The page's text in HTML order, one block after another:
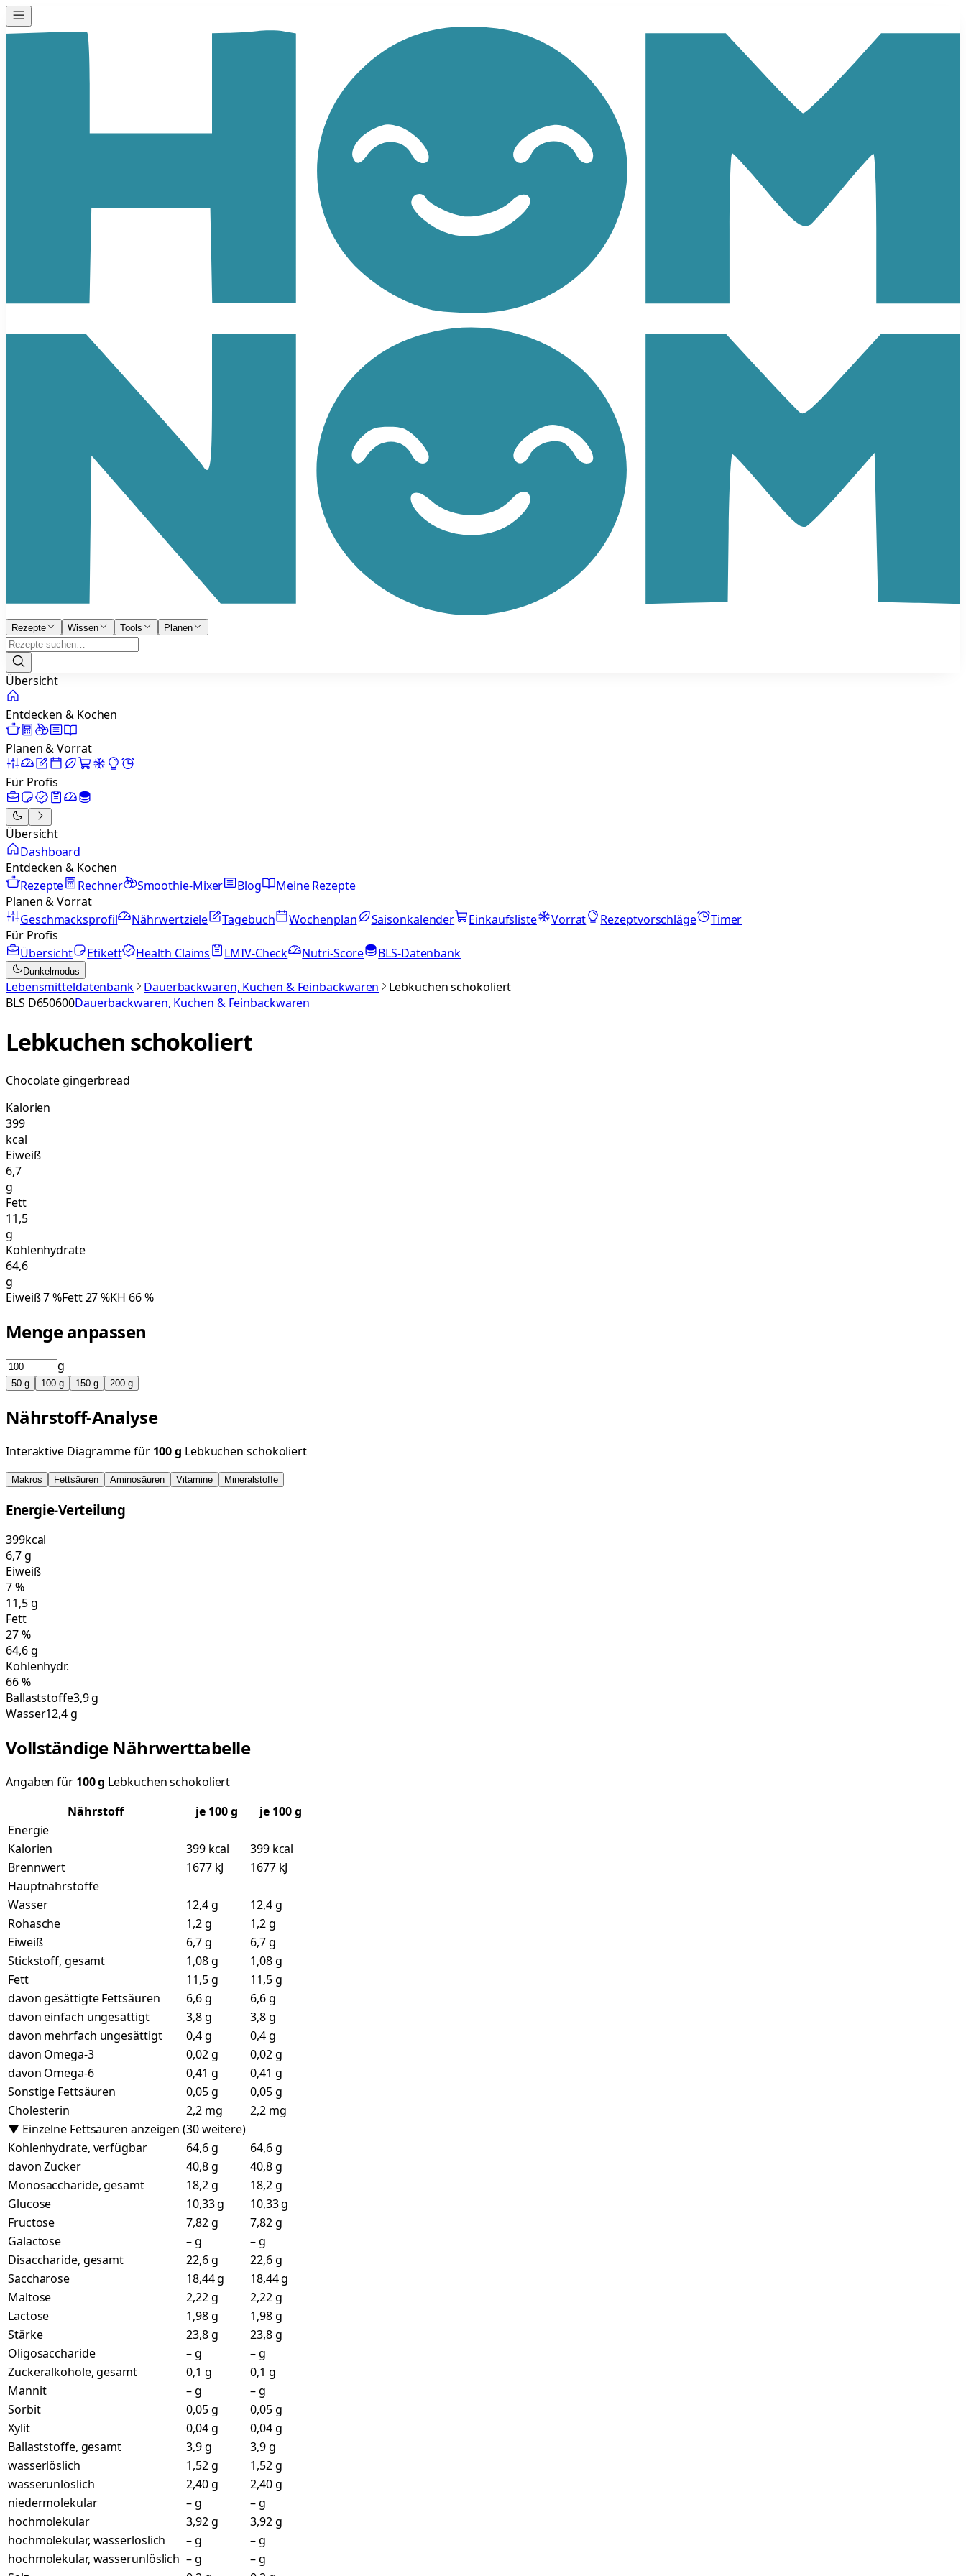
Rezepte Wissen Tools Planen
Übersicht
Entdecken & Kochen
Planen & Vorrat
Für Profis
Übersicht
Dashboard
Entdecken & Kochen
Rezepte
Rechner Smoothie-Mixer Blog
Meine Rezepte
Planen & Vorrat
Geschmacksprofil
Nährwertziele Tagebuch Wochenplan Saisonkalender Einkaufsliste Vorrat Rezeptvorschläge
Timer
Für Profis
Übersicht
Etikett Health Claims LMIV-Check Nutri-Score BLS-Datenbank
Dunkelmodus
Lebensmitteldatenbank Dauerbackwaren, Kuchen & Feinbackwaren
Lebkuchen schokoliert
BLS D650600Dauerbackwaren, Kuchen & Feinbackwaren
Lebkuchen schokoliert
Chocolate gingerbread
Kalorien
399
kcal
Eiweiß
6,7
g
Fett
11,5
g
Kohlenhydrate
64,6
g
Eiweiß7%Fett27%KH 66%
Menge anpassen
g
50 g 100 g 150 g 200 g
Nährstoff-Analyse
Interaktive Diagramme für 100g Lebkuchen schokoliert
Makros Fettsäuren Aminosäuren Vitamine Mineralstoffe
Energie-Verteilung
399kcal
6,7g
Eiweiß
7%
11,5g
Fett
27%
64,6g
Kohlenhydr.
66%
Ballaststoffe3,9 g
Wasser12,4 g
Vollständige Nährwerttabelle
Angaben für 100g Lebkuchen schokoliert
Nährstoff
je 100g
je 100 g
Energie
Kalorien
399 kcal
399 kcal
Brennwert
1677 kJ
1677 kJ
Hauptnährstoffe
Wasser
12,4 g
12,4 g
Rohasche
1,2 g
1,2 g
Eiweiß
6,7 g
6,7 g
Stickstoff, gesamt
1,08 g
1,08 g
Fett
11,5 g
11,5 g
davon gesättigte Fettsäuren
6,6 g
6,6 g
davon einfach ungesättigt
3,8 g
3,8 g
davon mehrfach ungesättigt
0,4 g
0,4 g
davon Omega-3
0,02 g
0,02 g
davon Omega-6
0,41 g
0,41 g
Sonstige Fettsäuren
0,05 g
0,05 g
Cholesterin
2,2 mg
2,2 mg
▼ Einzelne Fettsäuren anzeigen (30 weitere)
Kohlenhydrate, verfügbar
64,6 g
64,6 g
davon Zucker
40,8 g
40,8 g
Monosaccharide, gesamt
18,2 g
18,2 g
Glucose
10,33 g
10,33 g
Fructose
7,82 g
7,82 g
Galactose
– g
– g
Disaccharide, gesamt
22,6 g
22,6 g
Saccharose
18,44 g
18,44 g
Maltose
2,22 g
2,22 g
Lactose
1,98 g
1,98 g
Stärke
23,8 g
23,8 g
Oligosaccharide
– g
– g
Zuckeralkohole, gesamt
0,1 g
0,1 g
Mannit
– g
– g
Sorbit
0,05 g
0,05 g
Xylit
0,04 g
0,04 g
Ballaststoffe, gesamt
3,9 g
3,9 g
wasserlöslich
1,52 g
1,52 g
wasserunlöslich
2,40 g
2,40 g
niedermolekular
– g
– g
hochmolekular
3,92 g
3,92 g
hochmolekular, wasserlöslich
– g
– g
hochmolekular, wasserunlöslich – g
– g